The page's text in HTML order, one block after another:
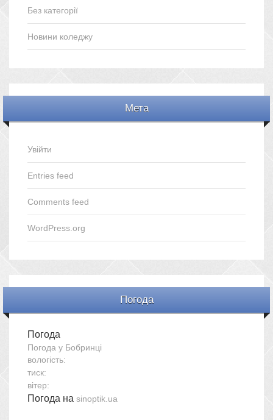
Без категорії
Новини коледжу
Мета
Увійти
Entries feed
Comments feed
WordPress.org
Погода
Погода
Погода у Бобринці
вологість:
тиск:
вітер:
Погода на sinoptik.ua